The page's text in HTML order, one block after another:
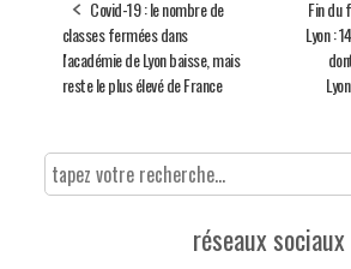
Covid-19 : le nombre de
classes fermées dans
l'académie de Lyon baisse, mais
reste le plus élevé de France
Fin du
Lyon :
réseaux sociaux